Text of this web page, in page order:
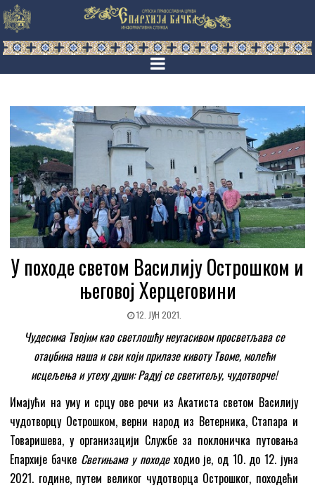
У походе светом Василију Острошком и
његовој Херцеговини
12. ЈУН 2021.
Чудесима Твојим као светлошћу неугасивом просветљава се
отаџбина наша и сви који прилазе кивоту Твоме, молећи
исцељења и утеху души: Радуј се светитељу, чудотворче!
Имајући на уму и срцу ове речи из Акатиста светом Василију
чудотворцу Острошком, верни народ из Ветерника, Стапара и
Товаришева, у организацији Службе за поклоничка путовања
Епархије бачке Светињама у походеходио је, од 10. до 12. јуна
2021. године, путем великог чудотворца Острошког, походећи